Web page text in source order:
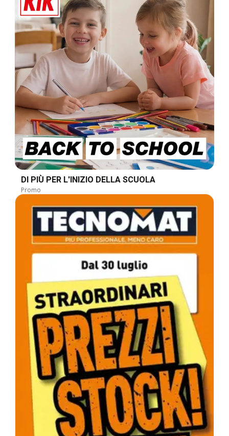
DI PIÙ PER L'INIZIO DELLA SCUOLA
Promo